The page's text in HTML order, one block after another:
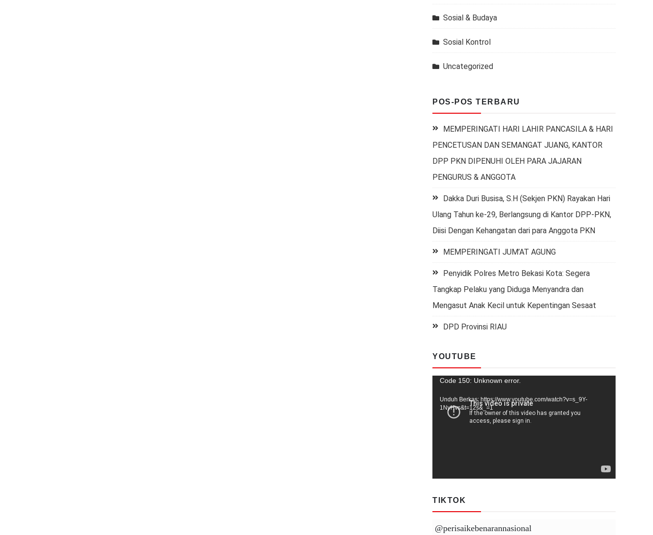
Sosial & Budaya
Sosial Kontrol
Uncategorized
POS-POS TERBARU
MEMPERINGATI HARI LAHIR PANCASILA & HARI
PENCETUSAN DAN SEMANGAT JUANG, KANTOR
DPP PKN DIPENUHI OLEH PARA JAJARAN
PENGURUS & ANGGOTA
Dakka Duri Busisa, S.H (Sekjen PKN) Rayakan Hari
Ulang Tahun ke-29, Berlangsung di Kantor DPP-PKN,
Diisi Dengan Kehangatan dari para Anggota PKN
MEMPERINGATI JUM’AT AGUNG
Penyidik Polres Metro Bekasi Kota: Segera
Tangkap Pelaku yang Diduga Menyandra dan
Mengasut Anak Kecil untuk Kepentingan Sesaat
DPD Provinsi RIAU
YOUTUBE
Pemutar
Video
Code 150: Unknown error.
Unduh Berkas: https://www.youtube.com/watch?v=s_9Y-
1NyHvs&t=12s&_=1
TIKTOK
@perisaikebenarannasional